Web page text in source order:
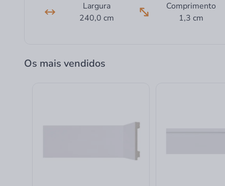
Largura
240,0 cm
Comprimento
1,3 cm
Os mais vendidos